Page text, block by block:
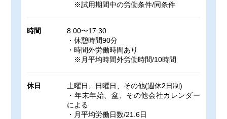
※試用期間中の労働条件/同条件
時間
8:00〜17:30
・休憩時間90分
・時間外労働時間あり
※月平均時間外労働時間/10時間
休日
土曜日、日曜日、その他(週休2日制)
・年末年始、盆、その他会社カレンダー
による
・月平均労働日数/21.6日